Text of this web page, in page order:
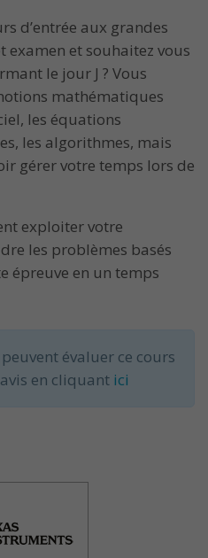
d’entrée aux grandes
examen et souhaitez vous
le jour J ? Vous
mathématiques
les équations
les algorithmes, mais
gérer votre temps lors de
exploiter votre
les problèmes basés
épreuve en un temps
évaluer ce cours
en cliquant ici